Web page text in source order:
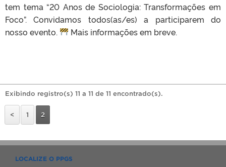
tem tema “20 Anos de Sociologia: Transformações em
Foco”. Convidamos todos(as/es) a participarem do
nosso evento.
Mais informações em breve.
Exibindo registro(s) 11 a 11 de 11 encontrado(s).
< 1 2
LOCALIZE O PPGS